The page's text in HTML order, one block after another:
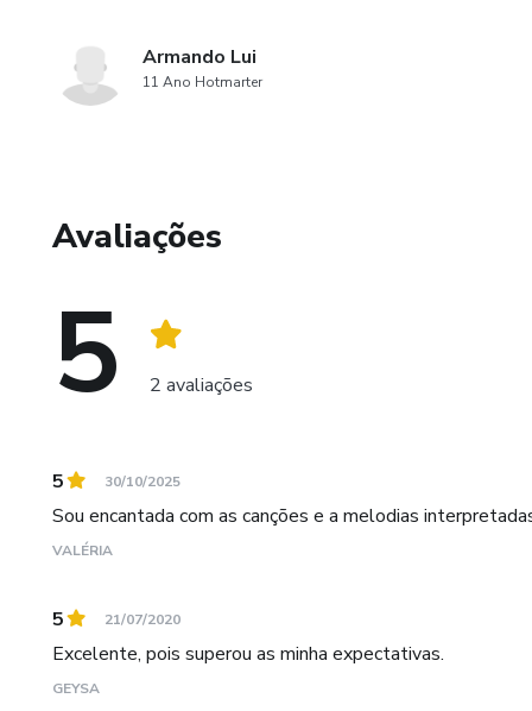
Armando Lui
11 Ano Hotmarter
Avaliações
5 2 avaliações
5 30/10/2025
Sou encantada com as canções e a melodias
VALÉRIA
5 21/07/2020
Excelente, pois superou as minha expectativas.
GEYSA